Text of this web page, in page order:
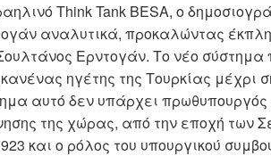
Think Tank BESA, ο
αναλυτικά, προκαλώντας
Ερντογάν. Το νέο σύστημα
ηγέτης της Τουρκίας μέχρι
αυτό δεν υπάρχει
της χώρας, από την εποχή των
και ο ρόλος του υπουργικού